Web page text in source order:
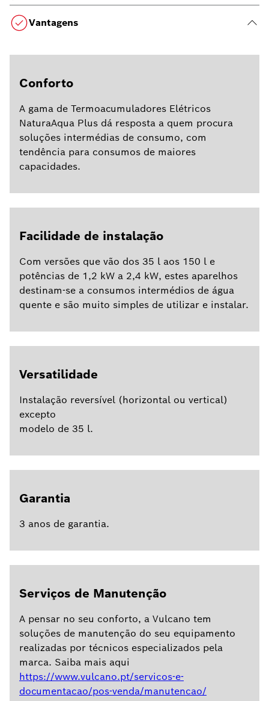
Vantagens
Conforto
A gama de Termoacumuladores Elétricos
NaturaAqua Plus dá resposta a quem procura
soluções intermédias de consumo, com
tendência para consumos de maiores
capacidades.
Facilidade de instalação
Com versões que vão dos 35 l aos 150 l e
potências de 1,2 kW a 2,4 kW, estes aparelhos
destinam-se a consumos intermédios de água
quente e são muito simples de utilizar e instalar.
Versatilidade
Instalação reversível (horizontal ou vertical)
excepto
modelo de 35 l.
Garantia
3 anos de garantia.
Serviços de Manutenção
A pensar no seu conforto, a Vulcano tem
soluções de manutenção do seu equipamento
realizadas por técnicos especializados pela
marca. Saiba mais aqui
https://www.vulcano.pt/servicos-e-
documentacao/pos-venda/manutencao/